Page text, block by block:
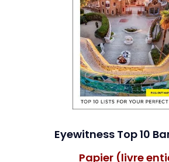
Eyewitness Top 10
Papier (livre